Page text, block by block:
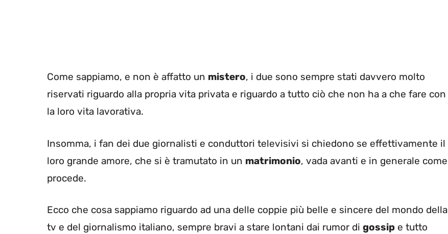
Come sappiamo, e non è affatto un mistero, i due sono sempre stati davvero molto
riservati riguardo alla propria vita privata e riguardo a tutto ciò che non ha a che fare con
la loro vita lavorativa.
Insomma, i fan dei due giornalisti e conduttori televisivi si chiedono se effettivamente il
loro grande amore, che si è tramutato in un matrimonio, vada avanti e in generale come
procede.
Ecco che cosa sappiamo riguardo ad una delle coppie più belle e sincere del mondo della
tv e del giornalismo italiano, sempre bravi a stare lontani dai rumor di gossip e tutto